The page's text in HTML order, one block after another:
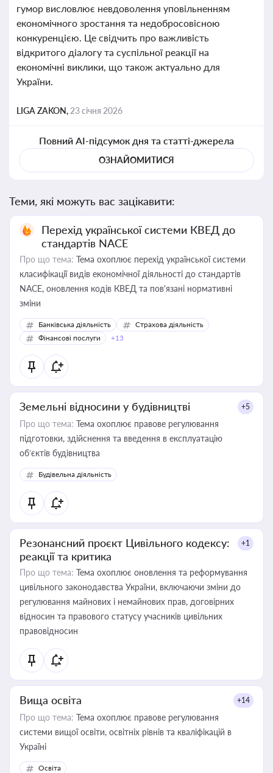
гумор висловлює невдоволення уповільненням
економічного зростання та недобросовісною
конкуренцією. Це свідчить про важливість
відкритого діалогу та суспільної реакції на
економічні виклики, що також актуально для
України.
LIGA ZAKON, 23 січня 2026
Повний AI-підсумок дня та статті-джерела
ОЗНАЙОМИТИСЯ
Теми, які можуть вас зацікавити:
Перехід української системи КВЕД до
стандартів NACE
Про що тема: Тема охоплює перехід української системи
класифікації видів економічної діяльності до стандартів
NACE, оновлення кодів КВЕД та пов'язані нормативні
зміни
Банківська діяльність
Страхова діяльність
Фінансові послуги
+13
Земельні відносини у будівництві +5
Про що тема: Тема охоплює правове регулювання
підготовки, здійснення та введення в експлуатацію
об’єктів будівництва
Будівельна діяльність
Резонансний проєкт Цивільного кодексу:
реакції та критика
+1
Про що тема: Тема охоплює оновлення та реформування
цивільного законодавства України, включаючи зміни до
регулювання майнових і немайнових прав, договірних
відносин та правового статусу учасників цивільних
правовідносин
Вища освіта +14
Про що тема: Тема охоплює правове регулювання
системи вищої освіти, освітніх рівнів та кваліфікацій в
Україні
Освіта